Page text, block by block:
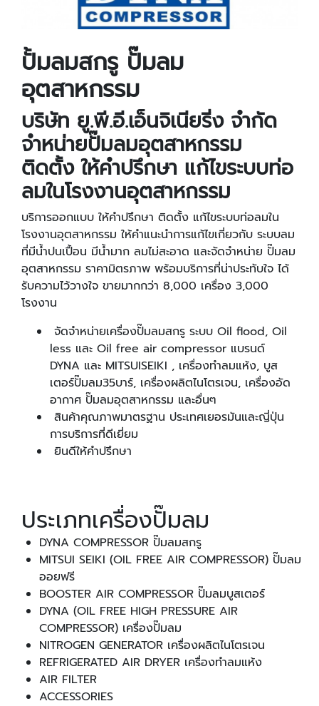
ปั้มลมสกรู ปั๊มลม
อุตสาหกรรม
บริษัท ยู.พี.อี.เอ็นจิเนียริ่ง จำกัด
จำหน่ายปั๊มลมอุตสาหกรรม
ติดตั้ง ให้คำปรึกษา แก้ไขระบบท่อ
ลมในโรงงานอุตสาหกรรม
บริการออกแบบ ให้คำปรึกษา ติดตั้ง แก้ไขระบบท่อลมใน
โรงงานอุตสาหกรรม ให้คำแนะนำการแก้ไขเกี่ยวกับ ระบบลม
ที่มีน้ำปนเปื้อน มีน้ำมาก ลมไม่สะอาด และจัดจำหน่าย ปั๊มลม
อุตสาหกรรม ราคามิตรภาพ พร้อมบริการที่น่าประทับใจ ได้
รับความไว้วางใจ ขายมากกว่า 8,000 เครื่อง 3,000
โรงงาน
จัดจำหน่ายเครื่องปั๊มลมสกรู ระบบ Oil flood, Oil
less และ Oil free air compressor แบรนด์
DYNA และ MITSUISEIKI , เครื่องทำลมแห้ง, บูส
เตอร์ปั๊มลม35บาร์, เครื่องผลิตไนโตรเจน, เครื่องอัด
อากาศ ปั๊มลมอุตสาหกรรม และอื่นๆ
สินค้าคุณภาพมาตรฐาน ประเทศเยอรมันและญี่ปุ่น
การบริการที่ดีเยี่ยม
ยินดีให้คำปรึกษา
ประเภทเครื่องปั๊มลม
DYNA COMPRESSOR ปั๊มลมสกรู
MITSUI SEIKI (OIL FREE AIR COMPRESSOR) ปั๊มลม
ออยฟรี
BOOSTER AIR COMPRESSOR ปั๊มลมบูสเตอร์
DYNA (OIL FREE HIGH PRESSURE AIR
COMPRESSOR) เครื่องปั๊มลม
NITROGEN GENERATOR เครื่องผลิตไนโตรเจน
REFRIGERATED AIR DRYER เครื่องทำลมแห้ง
AIR FILTER
ACCESSORIES